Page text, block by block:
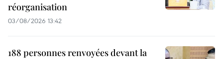
réorganisation
03/08/2026 13:42
188 personnes renvoyées devant la